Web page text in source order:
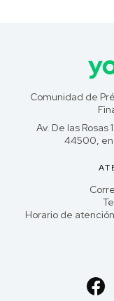
Comunidad de
Av. De las Rosas
44500, en
Horario de